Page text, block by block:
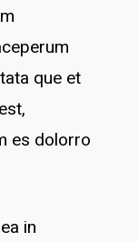
que et
es dolorro
in